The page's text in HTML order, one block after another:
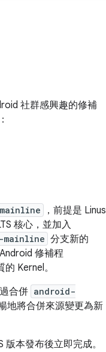
社群感興趣的修補
，前提是 Linus
核心，並加入
mainline 分支新的
修補程
Kernel。
合併 android-
地將合併來源變更為新
本發布後立即完成。